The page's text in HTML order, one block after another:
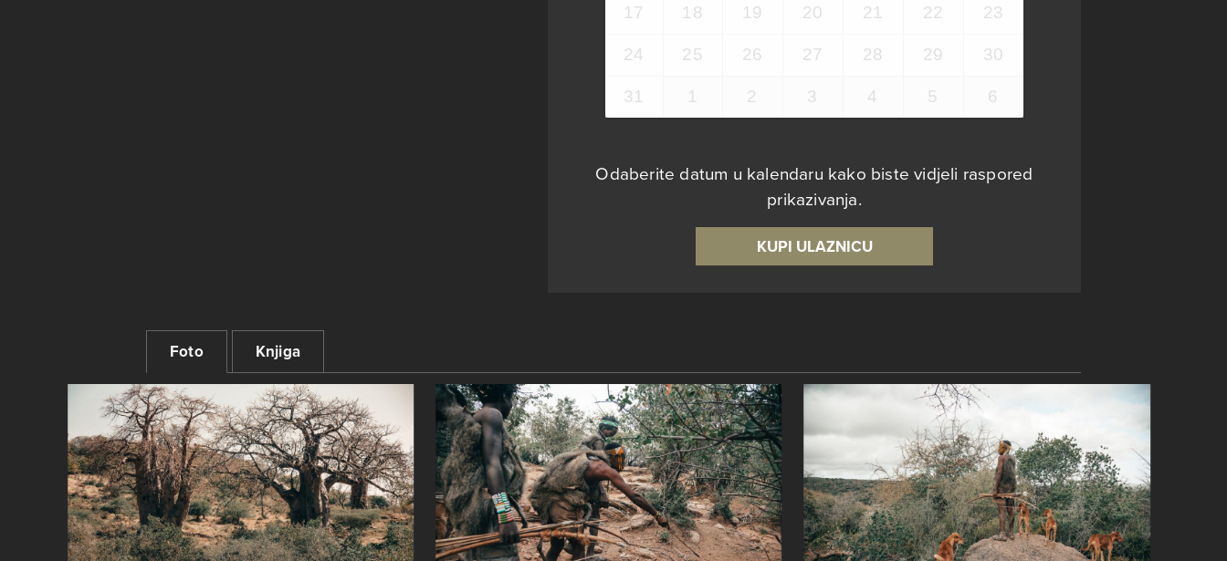
17 18 19 20 21 22 23
24 25 26 27 28 29 30
31 1 2 3 4 5 6
Odaberite datum u kalendaru kako biste vidjeli raspored
prikazivanja.
KUPI ULAZNICU
Foto Knjiga